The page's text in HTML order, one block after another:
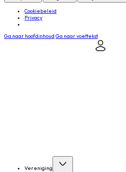
Cookiebeleid
Privacy
Ga naar hoofdinhoud Ga naar voettekst
Vereniging